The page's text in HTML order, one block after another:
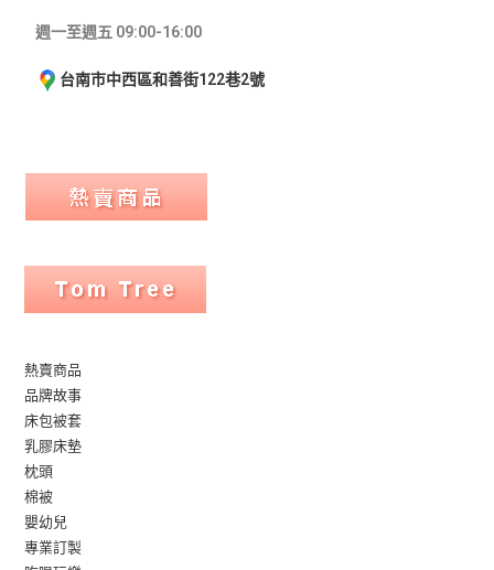
週一至週五 09:00-16:00
台南市中西區和善街122巷2號
熱賣商品
品牌故事
床包被套
乳膠床墊
枕頭
棉被
嬰幼兒
專業訂製